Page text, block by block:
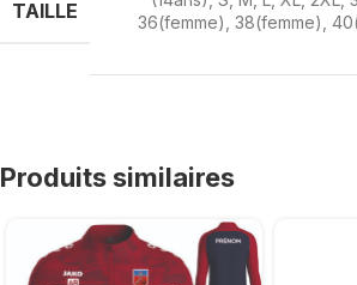
TAILLE
36(femme) 38(femme)
Produits similaires